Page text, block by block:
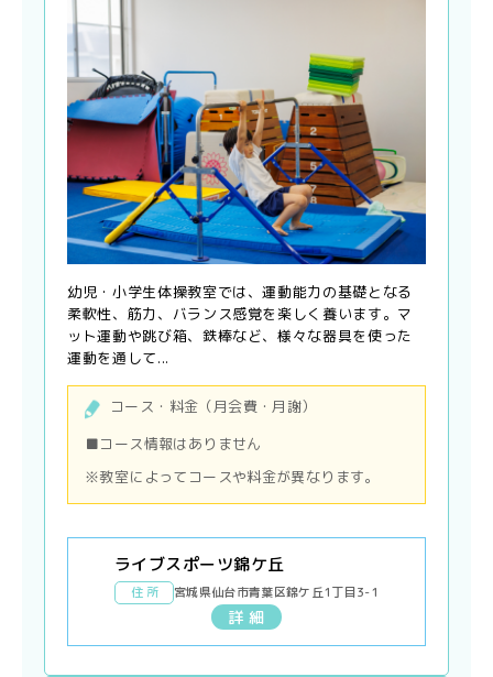
幼児・小学生体操教室では、運動能力の基礎となる
柔軟性、筋力、バランス感覚を楽しく養います。マ
ット運動や跳び箱、鉄棒など、様々な器具を使った
運動を通して...
コース・料金（月会費・月謝）
■コース情報はありません
※教室によってコースや料金が異なります。
ライブスポーツ錦ケ丘
住 所 宮城県仙台市青葉区錦ケ丘1丁目3-1
詳 細